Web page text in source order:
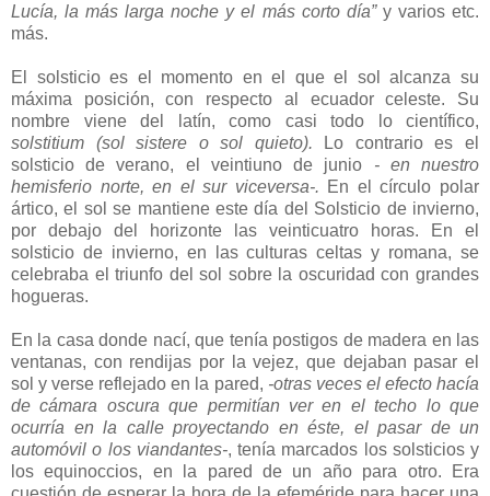
Lucía, la más larga noche y el más corto día”y varios etc.
más.
El solsticio es el momento en el que el sol alcanza su
máxima posición, con respecto al ecuador celeste. Su
nombre viene del latín, como casi todo lo científico,
solstitium (sol sistere o sol quieto). Lo contrario es el
solsticio de verano, el veintiuno de junio - en nuestro
hemisferio norte, en el sur viceversa-. En el círculo polar
ártico, el sol se mantiene este día del Solsticio de invierno,
por debajo del horizonte las veinticuatro horas. En el
solsticio de invierno, en las culturas celtas y romana, se
celebraba el triunfo del sol sobre la oscuridad con grandes
hogueras.
En la casa donde nací, que tenía postigos de madera en las
ventanas, con rendijas por la vejez, que dejaban pasar el
sol y verse reflejado en la pared, -otras veces el efecto hacía
de cámara oscura que permitían ver en el techo lo que
ocurría en la calle proyectando en éste, el pasar de un
automóvil o los viandantes-, tenía marcados los solsticios y
los equinoccios, en la pared de un año para otro. Era